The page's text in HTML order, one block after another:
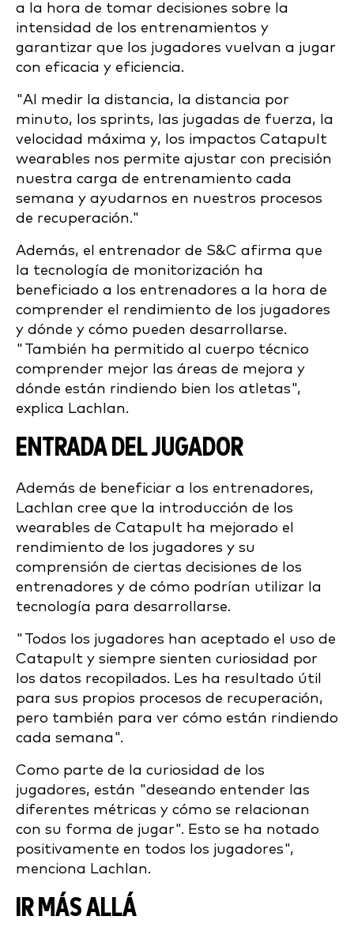
a la hora de tomar decisiones sobre la
intensidad de los entrenamientos y
garantizar que los jugadores vuelvan a jugar
con eficacia y eficiencia.
"Al medir la distancia, la distancia por
minuto, los sprints, las jugadas de fuerza, la
velocidad máxima y, los impactos Catapult
wearables nos permite ajustar con precisión
nuestra carga de entrenamiento cada
semana y ayudarnos en nuestros procesos
de recuperación."
Además, el entrenador de S&C afirma que
la tecnología de monitorización ha
beneficiado a los entrenadores a la hora de
comprender el rendimiento de los jugadores
y dónde y cómo pueden desarrollarse.
"También ha permitido al cuerpo técnico
comprender mejor las áreas de mejora y
dónde están rindiendo bien los atletas",
explica Lachlan.
ENTRADA DEL JUGADOR
Además de beneficiar a los entrenadores,
Lachlan cree que la introducción de los
wearables de Catapult ha mejorado el
rendimiento de los jugadores y su
comprensión de ciertas decisiones de los
entrenadores y de cómo podrían utilizar la
tecnología para desarrollarse.
"Todos los jugadores han aceptado el uso de
Catapult y siempre sienten curiosidad por
los datos recopilados. Les ha resultado útil
para sus propios procesos de recuperación,
pero también para ver cómo están rindiendo
cada semana".
Como parte de la curiosidad de los
jugadores, están "deseando entender las
diferentes métricas y cómo se relacionan
con su forma de jugar". Esto se ha notado
positivamente en todos los jugadores",
menciona Lachlan.
IR MÁS ALLÁ